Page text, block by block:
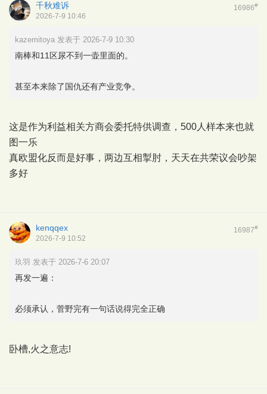
16986#
千秋难诉
2026-7-9 10:46
kazemitoya 发表于 2026-7-9 10:30
南棒和11区尿不到一壶里面的。
甚至本来除了国仇还有产业竞争。
这是作为利益相关方商会委托特供调查，500人样本来也就
图一乐
真欧盟化反而是好事，两边互相掣肘，天天在共荣议会吵架
多好
16987#
kenqqex
2026-7-9 10:52
玖羽 发表于 2026-7-6 20:07
再发一遍：
必须承认，菅野完有一句话说得完全正确
卧槽,火之意志!